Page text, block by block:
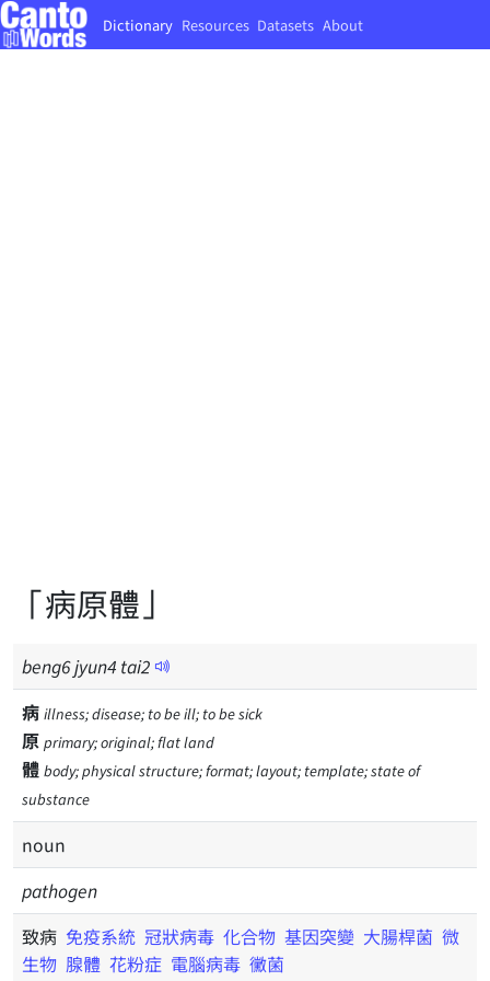
Dictionary Resources Datasets About
「病原體」
beng6jyun4 tai2
病 illness; disease; to be ill; to be sick
原 primary; original; flat land
體 body; physical structure; format; layout; template; state of
substance
noun
pathogen
致病 免疫系統 冠狀病毒 化合物 基因突變 大腸桿菌 微
生物 腺體 花粉症 電腦病毒 黴菌